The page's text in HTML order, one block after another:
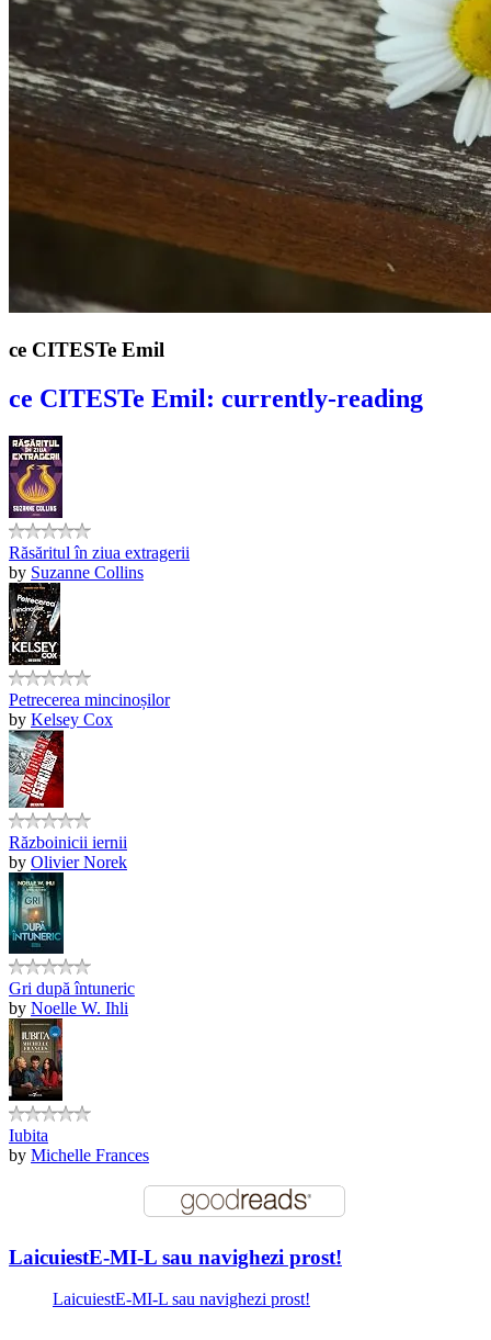
ce CITESTe Emil
ce CITESTe Emil: currently-reading
Răsăritul în ziua extragerii
by Suzanne Collins
Petrecerea mincinoșilor
by Kelsey Cox
Războinicii iernii
by Olivier Norek
Gri după întuneric
by Noelle W. Ihli
Iubita
by Michelle Frances
LaicuiestE-MI-L sau navighezi prost!
LaicuiestE-MI-L sau navighezi prost!